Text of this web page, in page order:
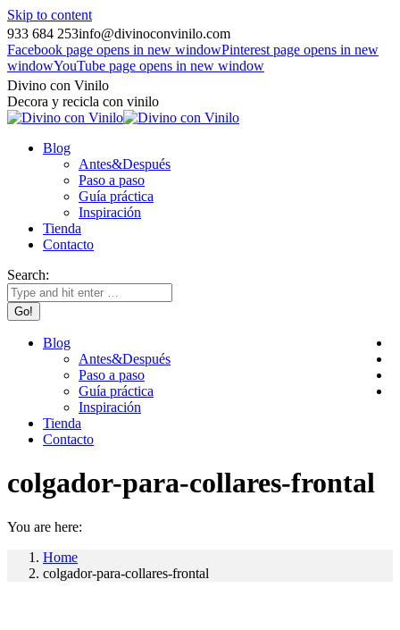
Skip to content
933 684 253info@divinoconvinilo.com
Facebook page opens in new windowPinterest page opens in new
windowYouTube page opens in new window
Divino con Vinilo
Decora y recicla con vinilo
Blog
Antes&Después
Paso a paso
Guía práctica
Inspiración
Tienda
Contacto
Search:
Blog
Antes&Después
Paso a paso
Guía práctica
Inspiración
Tienda
Contacto
colgador-para-collares-frontal
You are here:
Home
colgador-para-collares-frontal